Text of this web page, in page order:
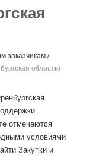
заказчикам
область)
отмечаются
условиями
Закупки и